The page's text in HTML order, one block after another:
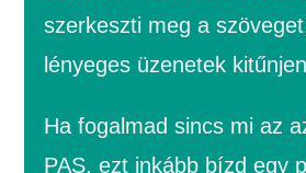
szerkeszti meg a
lényeges üzenetek
Ha fogalmad sincs mi az
PAS, ezt inkább bízd egy